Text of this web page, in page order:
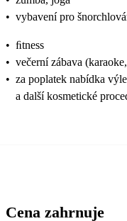
• vybavení pro
• ﬁtness
• večerní zábava
• za poplatek nabídka
a další kosmetické
Cena zahrnuje